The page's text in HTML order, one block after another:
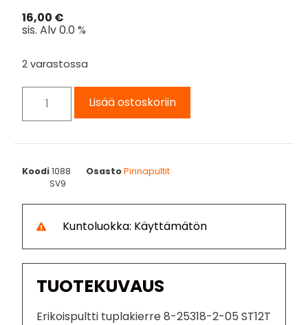
16,00 €
sis. Alv 0.0 %
2 varastossa
Lisää ostoskoriin
Koodi1088 OsastoPinnapultit
SV9
Kuntoluokka: Käyttämätön
TUOTEKUVAUS
Erikoispultti tuplakierre 8-25318-2-05 ST12T